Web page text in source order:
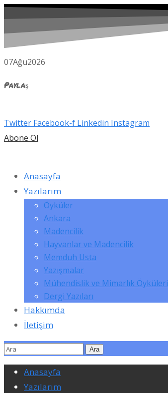
07Ağu2026
Paylaş
Twitter Facebook-f Linkedin Instagram
Abone Ol
Anasayfa
Yazılarım
Öyküler
Ankara
Madencilik
Hayvanlar ve Madencilik
Memduh Usta
Yazışmalar
Mühendislik ve Mimarlık Öyküleri
Dergi Yazıları
Hakkımda
İletişim
Anasayfa
Yazılarım